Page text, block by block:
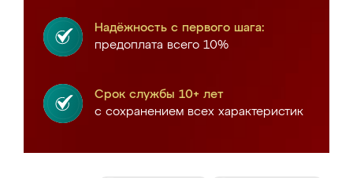
Надёжность с первого шага:
предоплата всего 10%
Срок службы 10+ лет
с сохранением всех характеристик